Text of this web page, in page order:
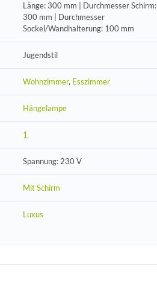
Länge: 300 mm | Durchmesser Schirm:
300 mm | Durchmesser
Sockel/Wandhalterung: 100 mm
Jugendstil
Wohnzimmer, Esszimmer
Hängelampe
1
Spannung: 230 V
Mit Schirm
Luxus